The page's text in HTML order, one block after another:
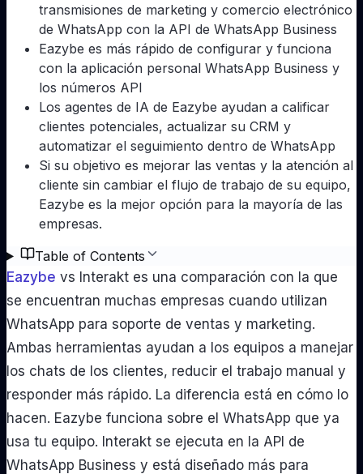
transmisiones de marketing y comercio electrónico
de WhatsApp con la API de WhatsApp Business
Eazybe es más rápido de configurar y funciona
con la aplicación personal WhatsApp Business y
los números API
Los agentes de IA de Eazybe ayudan a calificar
clientes potenciales, actualizar su CRM y
automatizar el seguimiento dentro de WhatsApp
Si su objetivo es mejorar las ventas y la atención al
cliente sin cambiar el flujo de trabajo de su equipo,
Eazybe es la mejor opción para la mayoría de las
empresas.
Table of Contents
Eazybe vs Interakt es una comparación con la que
se encuentran muchas empresas cuando utilizan
WhatsApp para soporte de ventas y marketing.
Ambas herramientas ayudan a los equipos a manejar
los chats de los clientes, reducir el trabajo manual y
responder más rápido. La diferencia está en cómo lo
hacen. Eazybe funciona sobre el WhatsApp que ya
usa tu equipo. Interakt se ejecuta en la API de
WhatsApp Business y está diseñado más para